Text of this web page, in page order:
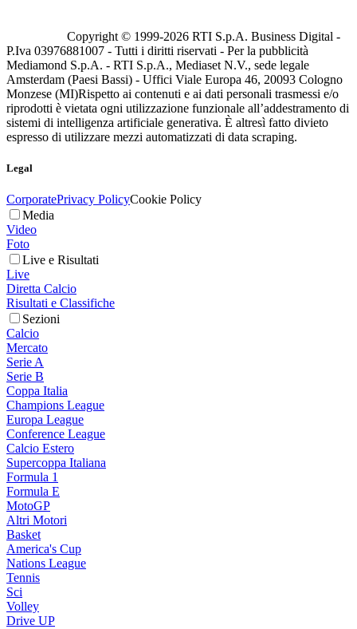
Copyright © 1999-2026 RTI S.p.A. Business Digital -
P.Iva 03976881007 - Tutti i diritti riservati - Per la pubblicità
Mediamond S.p.A. - RTI S.p.A., Mediaset N.V., sede legale
Amsterdam (Paesi Bassi) - Uffici Viale Europa 46, 20093 Cologno
Monzese (MI)Rispetto ai contenuti e ai dati personali trasmessi e/o
riprodotti è vietata ogni utilizzazione funzionale all’addestramento di
sistemi di intelligenza artificiale generativa. È altresì fatto divieto
espresso di utilizzare mezzi automatizzati di data scraping.
Legal
CorporatePrivacy PolicyCookie Policy
Media
Video
Foto
Live e Risultati
Live
Diretta Calcio
Risultati e Classifiche
Sezioni
Calcio
Mercato
Serie A
Serie B
Coppa Italia
Champions League
Europa League
Conference League
Calcio Estero
Supercoppa Italiana
Formula 1
Formula E
MotoGP
Altri Motori
Basket
America's Cup
Nations League
Tennis
Sci
Volley
Drive UP